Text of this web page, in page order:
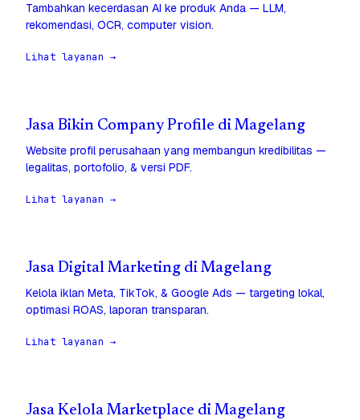
Tambahkan kecerdasan AI ke produk Anda — LLM,
rekomendasi, OCR, computer vision.
Lihat layanan →
Jasa Bikin Company Profile di Magelang
Website profil perusahaan yang membangun kredibilitas —
legalitas, portofolio, & versi PDF.
Lihat layanan →
Jasa Digital Marketing di Magelang
Kelola iklan Meta, TikTok, & Google Ads — targeting lokal,
optimasi ROAS, laporan transparan.
Lihat layanan →
Jasa Kelola Marketplace di Magelang